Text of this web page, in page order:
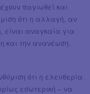
παγιωθεί και
ότι η αλλαγή, αν
είναι αναγκαία για
και την ανανέωση.
ότι η ελευθερία
εσωτερική – να